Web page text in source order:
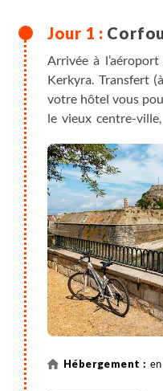
Arrivée à
Kerkyra. Transfert
votre hôtel vous
le vieux centre-
citadelle
défendre la cité
ottoman. Vous
vénitiennes de la
prendre le temps
nombreux
excursions en mer
petite île inhabitée
toute tranquillité.